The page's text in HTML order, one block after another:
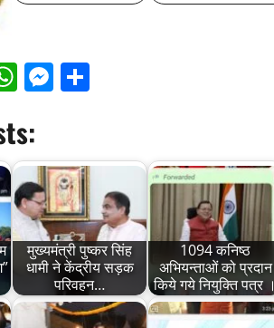
WhatsApp
Messenger
मुख्यमंत्री पुष्कर सिंह
धामी ने केंद्रीय सड़क
परिवहन…
1094 कनिष्ठ
अभियन्ताओं को प्रदान
किये गये नियुक्ति पत्र ।